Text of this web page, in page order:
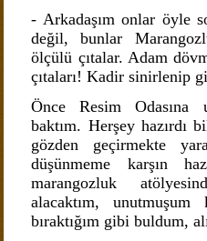
- Arkadaşım onlar öyle
değil, bunlar
ölçülü çıtalar. Adam
çıtaları! Kadir sinirlenip
Önce Resim Odasına
baktım. Herşey hazırdı
gözden geçirmekte
düşünmeme karşın
marangozluk
alacaktım,
bıraktığım gibi buldum,